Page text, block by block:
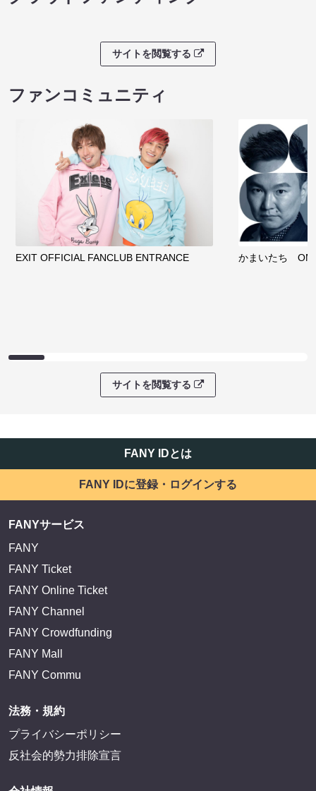
サイトを閲覧する
ファンコミュニティ
EXIT OFFICIAL FANCLUB ENTRANCE かまいたち
サイトを閲覧する
FANY IDとは
FANY IDに登録・ログインする
FANYサービス
FANY
FANY Ticket
FANY Online Ticket
FANY Channel
FANY Crowdfunding
FANY Mall
FANY Commu
法務・規約
プライバシーポリシー
反社会的勢力排除宣言